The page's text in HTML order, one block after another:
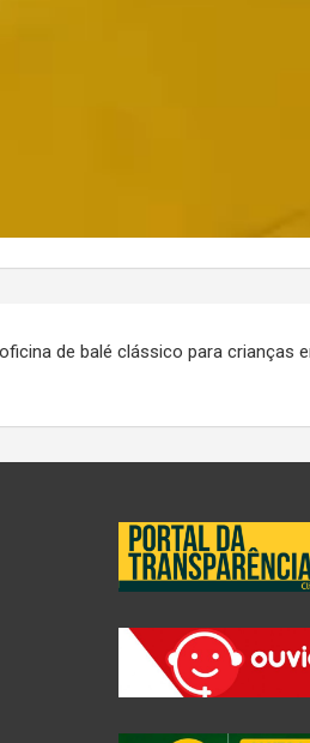
de balé clássico para crianças